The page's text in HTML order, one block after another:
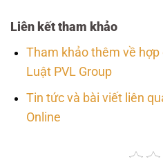
Liên kết tham khảo
Tham khảo thêm về
Luật PVL Group
Tin tức và bài viết liên
Online